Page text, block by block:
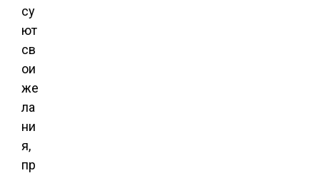
су
ют
св
ои
же
ла
ни
я,
пр